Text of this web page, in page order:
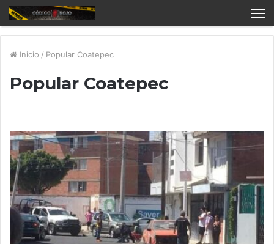
Inicio / Popular Coatepec
Popular Coatepec